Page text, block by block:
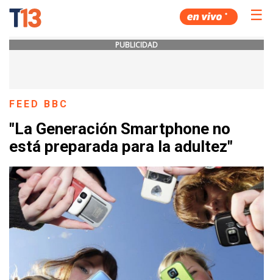
☰
PUBLICIDAD
FEED BBC
"La Generación Smartphone no
está preparada para la adultez"